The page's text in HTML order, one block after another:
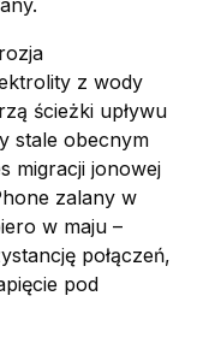
z wody
ścieżki upływu
stale obecnym
migracji jonowej
zalany w
w maju –
połączeń,
pod